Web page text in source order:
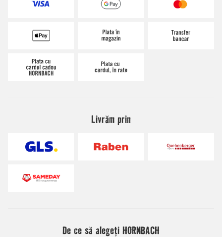
Livrăm prin
De ce să alegeți HORNBACH